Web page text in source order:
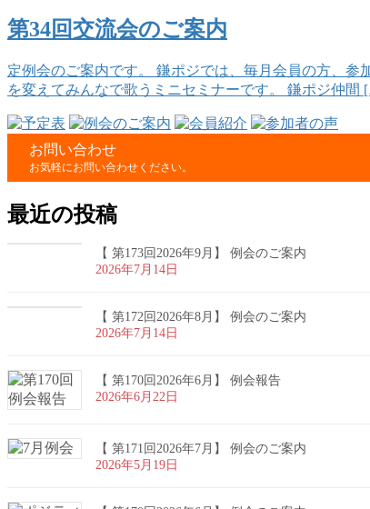
第34回交流会のご案内
定例会のご案内です。 鎌ポジでは、毎月会員の方、
を変えてみんなで歌うミニセミナーです。 鎌ポジ仲間
お問い合わせ
お気軽にお問い合わせください。
最近の投稿
【 第173回2026年9月】 例会のご案内
2026年7月14日
【 第172回2026年8月】 例会のご案内
2026年7月14日
【 第170回2026年6月】 例会報告
2026年6月22日
【 第171回2026年7月】 例会のご案内
2026年5月19日